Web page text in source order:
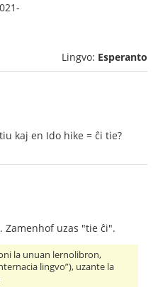
Lingvo: Esperanto
kaj en Ido hike = ĉi tie?
Zamenhof uzas "tie ĉi".
la unuan lernolibron,
lingvo”), uzante la